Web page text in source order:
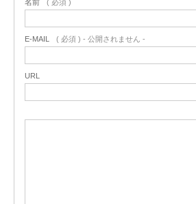
名前 ( 必須 )
E-MAIL ( 必須 ) - 公開されません -
URL